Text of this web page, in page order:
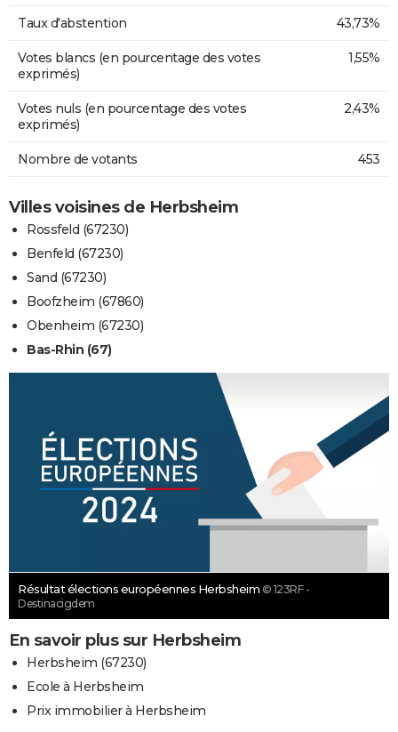
Taux d'abstention 43,73%
Votes blancs (en pourcentage des votes
exprimés)
1,55%
Votes nuls (en pourcentage des votes
exprimés)
2,43%
Nombre de votants 453
Villes voisines de Herbsheim
Rossfeld (67230)
Benfeld (67230)
Sand (67230)
Boofzheim (67860)
Obenheim (67230)
Bas-Rhin (67)
Résultat élections européennes Herbsheim © 123RF -
Destinacigdem
En savoir plus sur Herbsheim
Herbsheim (67230)
Ecole à Herbsheim
Prix immobilier à Herbsheim